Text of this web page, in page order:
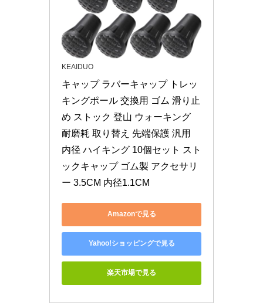
KEAIDUO
キャップ ラバーキャップ トレッ
キングポール 交換用 ゴム 滑り止
め ストック 登山 ウォーキング
耐磨耗 取り替え 先端保護 汎用
内径 ハイキング 10個セット スト
ックキャップ ゴム製 アクセサリ
ー 3.5CM 内径1.1CM
Amazonで見る
Yahoo!ショッピングで見る
楽天市場で見る